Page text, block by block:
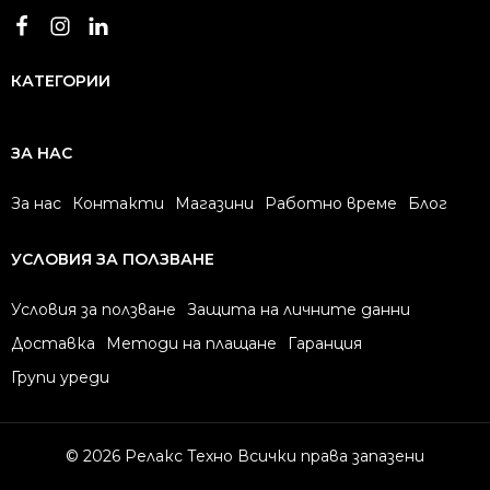
КАТЕГОРИИ
ЗА НАС
За нас Контакти Магазини Работно време Блог
УСЛОВИЯ ЗА ПОЛЗВАНЕ
Условия за ползване
Защита на личните данни
Доставка
Методи на плащане
Гаранция
Групи уреди
© 2026 Релакс Техно Всички права запазени